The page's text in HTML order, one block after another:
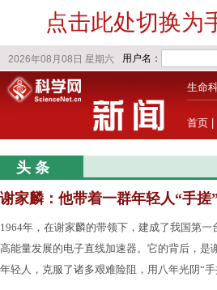
点击此处切换为
生命
首页
头 条
谢家麟：他带着一群年轻人“手搓
1964年，在谢家麟的带领下，建成了我国第一
高能量发展的电子直线加速器。它的背后，是
年轻人，克服了诸多艰难险阻，用八年光阴“手